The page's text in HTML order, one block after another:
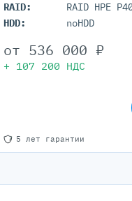
RAID:
RAID HPE
HDD:
noHDD
5 лет гарантии
от 536 000 ₽
+ 107 200 НДС